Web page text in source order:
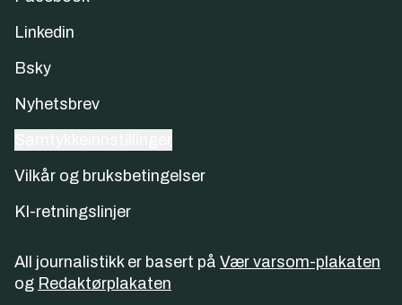
Linkedin
Bsky
Nyhetsbrev
Vilkår og bruksbetingelser
KI-retningslinjer
All journalistikk er basert på Vær varsom-plakaten
og Redaktørplakaten